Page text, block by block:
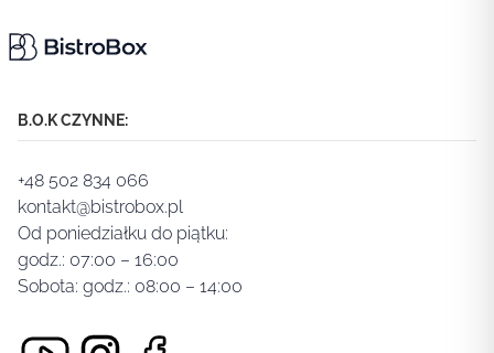
B.O.K CZYNNE:
+48 502 834 066
kontakt@bistrobox.pl
Od poniedziałku do piątku:
godz.: 07:00 – 16:00
Sobota: godz.: 08:00 – 14:00